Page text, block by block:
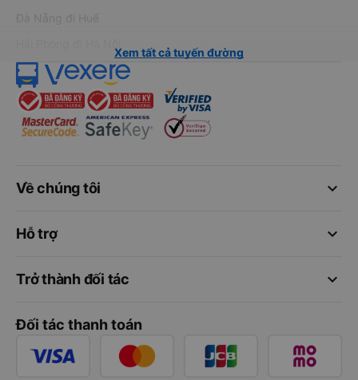
Đà Nẵng đi Huế
Xem tất cả tuyến đường
keyboard_arrow_down
Về chúng tôi
keyboard_arrow_down
Hỗ trợ
keyboard_arrow_down
Trở thành đối tác
Đối tác thanh toán